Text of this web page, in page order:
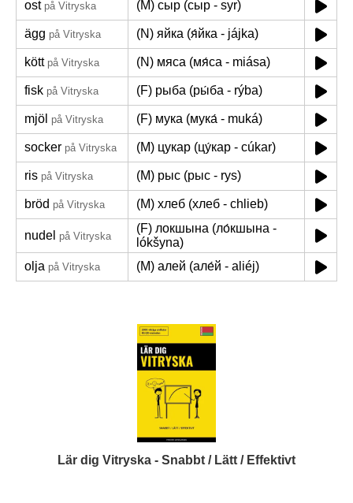
ost på Vitryska (M) сыр (сыр - syr)
ägg på Vitryska (N) яйка (я́йка - jájka)
kött på Vitryska (N) мяса (мя́са - miása)
fisk på Vitryska (F) рыба (ры́ба - rýba)
mjöl på Vitryska (F) мука (мука́ - muká)
socker på Vitryska (M) цукар (цу́кар - cúkar)
ris på Vitryska (M) рыс (рыс - rys)
bröd på Vitryska (M) хлеб (хлеб - chlieb)
nudel på Vitryska
(F) локшына (ло́кшына -
lókšyna)
olja på Vitryska (M) алей (але́й - aliéj)
Lär dig Vitryska - Snabbt / Lätt / Effektivt